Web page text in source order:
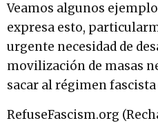
Veamos algunos
expresa esto,
urgente necesidad de
movilización de masas
sacar al régimen
RefuseFascism.org